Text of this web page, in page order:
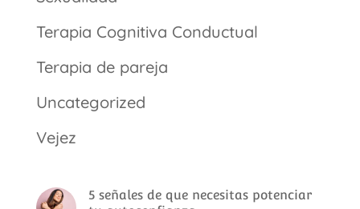
Terapia Cognitiva Conductual
Terapia de pareja
Uncategorized
Vejez
5 señales de que necesitas potenciar